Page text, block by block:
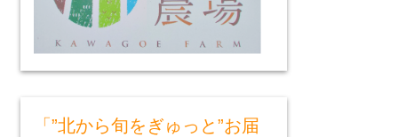
「”北から旬をぎゅっと”お届